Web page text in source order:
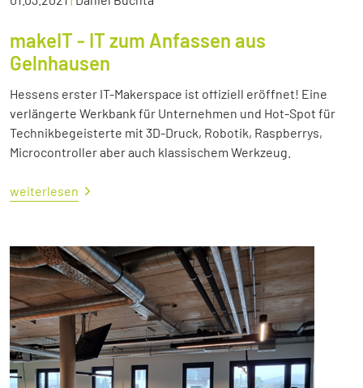
makeIT - IT zum Anfassen aus
Gelnhausen
Hessens erster IT-Makerspace ist offiziell eröffnet! Eine
verlängerte Werkbank für Unternehmen und Hot-Spot für
Technikbegeisterte mit 3D-Druck, Robotik, Raspberrys,
Microcontroller aber auch klassischem Werkzeug.
weiterlesen